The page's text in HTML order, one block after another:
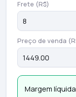
Frete (R$)
Preço de venda
Margem